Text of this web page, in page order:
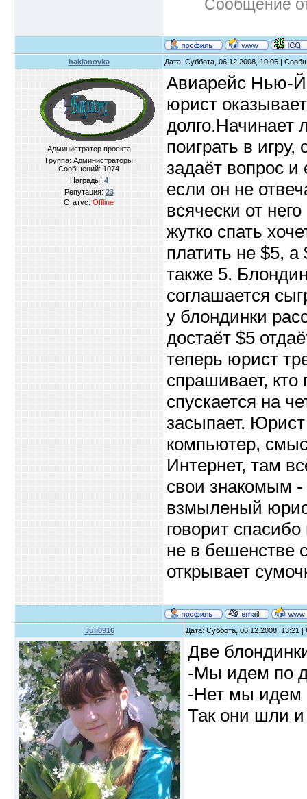
Сообщение
baklanovka Дата: Суббота, 06.12.2008, 10:05 |
Администратор проекта
Группа: Администраторы
Сообщений: 1074
Награды: 4
Репутация: 23
Статус: Offline
Авиарейс Нью-
юрист
долго.Начинает
поиграть в игру,
задаёт вопрос и
если он не
всячески от
жутко спать
платить не $5, а
также 5.
соглашается
у блондинки
достаёт $5
теперь юрист
спрашивает, кто
спускается на
засыпает.
компьютер,
Интернет, там
свои знакомым -
взмыленый
говорит
не в бешенстве
открывает
Juli0916 Дата: Суббота, 06.12.2008, 13:21
Две
-Мы идем по
-Нет мы идем
Так они шли и